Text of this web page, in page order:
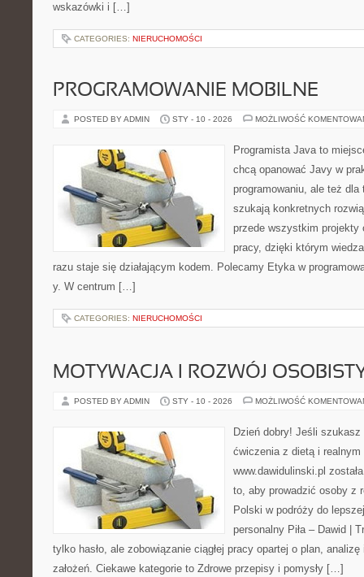
wskazówki i […]
CATEGORIES: NIERUCHOMOŚCI
PROGRAMOWANIE MOBILNE
POSTED BY ADMIN STY - 10 - 2026 MOŻLIWOŚĆ
Programista Java to
chcą opanować Javy w
programowaniu, ale też
szukają konkretnych
przede wszystkim projekty
pracy, dzięki którym
razu staje się działającym kodem. Polecamy Etyka w
y. W centrum […]
CATEGORIES: NIERUCHOMOŚCI
MOTYWACJA I ROZWÓJ
POSTED BY ADMIN STY - 10 - 2026 MOŻLIWOŚĆ
Dzień dobry! Jeśli
ćwiczenia z dietą i
www.dawidulinski.pl
to, aby prowadzić osoby z
Polski w podróży do
personalny Piła – Dawid |
tylko hasło, ale zobowiązanie ciągłej pracy opartej o plan,
założeń. Ciekawe kategorie to Zdrowe przepisy i pomysły […]